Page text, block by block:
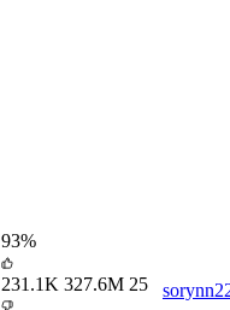
93%
231.1K 327.6M 25